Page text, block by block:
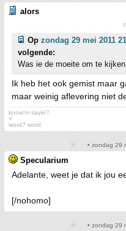
alors
Op zondag 29 mei 2011
volgende:
Was ie de moeite om te
Ik heb het ook gemist maar
maar weinig aflevering niet
know'm sayin?
×
word? word.
• zondag 29
Specularium
Adelante, weet je dat ik jou
[/nohomo]
• zondag 29